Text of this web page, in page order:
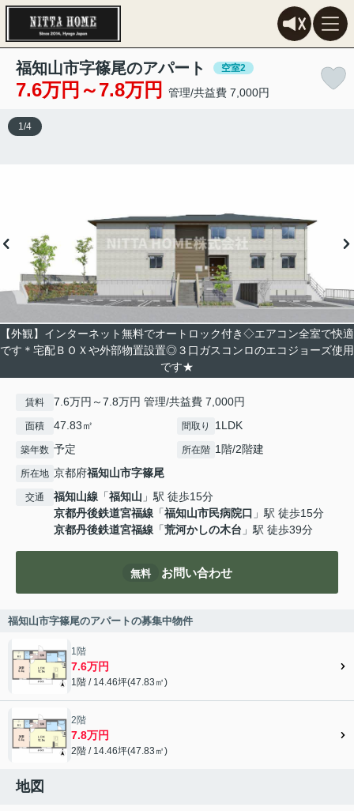
福知山市字篠尾のアパート 空室2
7.6万円～7.8万円 管理/共益費 7,000円
【外観】インターネット無料でオートロック付き◇エアコン全室で快適
です＊宅配ＢＯＸや外部物置設置◎３口ガスコンロのエコジョーズ使用
です★
1/4
賃料 7.6万円～7.8万円 管理/共益費 7,000円
面積 47.83㎡ 間取り 1LDK
築年数 予定 所在階 1階/2階建
所在地 京都府福知山市字篠尾
交通 福知山線 「福知山 」駅 徒歩15分
京都丹後鉄道宮福線 「福知山市民病院口 」駅 徒歩15分
京都丹後鉄道宮福線 「荒河かしの木台 」駅 徒歩39分
無料 お問い合わせ
福知山市字篠尾のアパートの募集中物件
1階
7.6万円
1階 / 14.46坪(47.83㎡)
2階
7.8万円
2階 / 14.46坪(47.83㎡)
地図